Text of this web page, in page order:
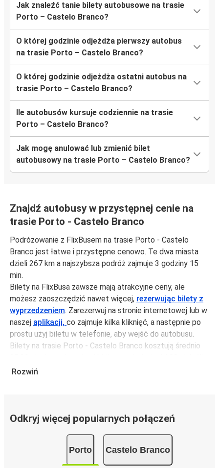
Jak znaleźć tanie bilety autobusowe na trasie
Porto – Castelo Branco?
O której godzinie odjeżdża pierwszy autobus
na trasie Porto – Castelo Branco?
O której godzinie odjeżdża ostatni autobus na
trasie Porto – Castelo Branco?
Ile autobusów kursuje codziennie na trasie
Porto – Castelo Branco?
Jak mogę anulować lub zmienić bilet
autobusowy na trasie Porto – Castelo Branco?
Znajdź autobusy w przystępnej cenie na
trasie Porto - Castelo Branco
Podróżowanie z FlixBusem na trasie Porto - Castelo
Branco jest łatwe i przystępne cenowo. Te dwa miasta
dzieli 267 km a najszybsza podróż zajmuje 3 godziny 15
min.
Bilety na FlixBusa zawsze mają atrakcyjne ceny, ale
możesz zaoszczędzić nawet więcej, rezerwując bilety z
wyprzedzeniem. Zarezerwuj na stronie internetowej lub w
naszej aplikacji, co zajmuje kilka kliknięć, a następnie po
prostu użyj biletu w telefonie, aby wejść do autobusu.
Bilety na trasie Porto - Castelo Branco kosztują średnio
zarezerwujesz z wyprzedzeniem lub w dni robocze,
Podróż na trasie Porto - Castelo Branco
FlixBusem, dzięki 3 bezpośrednim połączeniom dziennie.
jedynie 3 godziny 15 min.
Rozwiń
Odkryj więcej popularnych połączeń
Porto Castelo Branco